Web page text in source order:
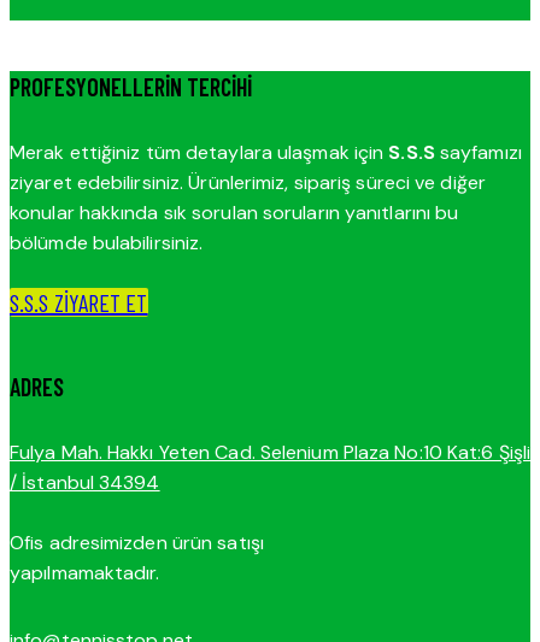
PROFESYONELLERIN TERCIHI
Merak ettiğiniz tüm detaylara ulaşmak için S.S.Ssayfamızı
ziyaret edebilirsiniz. Ürünlerimiz, sipariş süreci ve diğer
konular hakkında sık sorulan soruların yanıtlarını bu
bölümde bulabilirsiniz.
S.S.S ZİYARET ET
ADRES
Fulya Mah. Hakkı Yeten Cad. Selenium Plaza No:10 Kat:6 Şişli
/ İstanbul 34394
Ofis adresimizden ürün satışı
yapılmamaktadır.